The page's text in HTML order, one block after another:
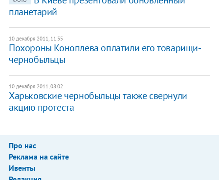
планетарий
10 декабря 2011, 11:35
Похороны Коноплева оплатили его товарищи-
чернобыльцы
10 декабря 2011, 08:02
Харьковские чернобыльцы также свернули
акцию протеста
Про нас
Реклама на сайте
Ивенты